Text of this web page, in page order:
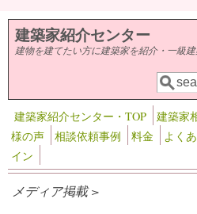
メインコンテンツに移動
建築家紹介センター
建物を建てたい方に建築家を紹介・一級
検索
検索
建築家紹介センター・TOP 建築家
様の声
相談依頼事例 料金 よく
イン
メディア掲載 >